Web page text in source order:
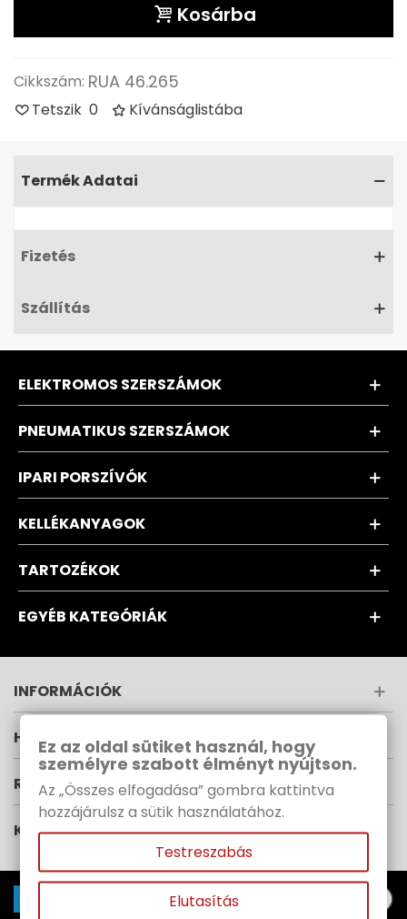
Kosárba
Cikkszám: RUA 46.265
Tetszik 0 Kívánságlistába
Termék Adatai
Fizetés
Szállítás
ELEKTROMOS SZERSZÁMOK
PNEUMATIKUS SZERSZÁMOK
IPARI PORSZÍVÓK
KELLÉKANYAGOK
TARTOZÉKOK
EGYÉB KATEGÓRIÁK
INFORMÁCIÓK
HÍRLEVÉL
RUPES MAGYARORSZÁG
KÖVESS MINKET
Ez az oldal sütiket használ, hogy
személyre szabott élményt nyújtson.
Az „Összes elfogadása” gombra kattintva
hozzájárulsz a sütik használatához.
Testreszabás
Elutasítás